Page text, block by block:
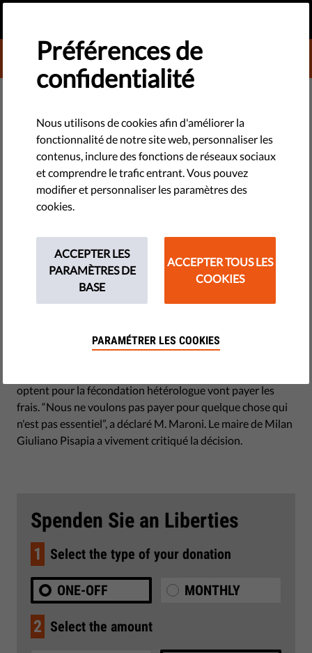
DONATE TO LIBERTIES
TECHNOLOGIES ET DROITS
Les couples en Lombardie
devront payer les coûts de
l’insémination artificielle
Le gouvernement de la région italienne de Lombardie - dirigé
pro-indépendantiste - a décidé que les couples qui optent
pour la fécondation hétérologue vont...
Le gouvernement de la région italienne de Lombardie -
optent pour la fécondation hétérologue vont payer les
frais. “Nous ne voulons pas payer pour quelque chose qui
n'est pas essentiel”, a déclaré M. Maroni. Le maire de Milan
Giuliano Pisapia a vivement critiqué la décision.
Spenden Sie an Liberties
1 Select the type of your donation
ONE-OFF MONTHLY
2 Select the amount
Préférences de
confidentialité
Nous utilisons de cookies afin d'améliorer la
fonctionnalité de notre site web, personnaliser les
contenus, inclure des fonctions de réseaux sociaux
et comprendre le trafic entrant. Vous pouvez
modifier et personnaliser les paramètres des
cookies.
ACCEPTER LES
PARAMÈTRES DE
BASE
ACCEPTER TOUS LES
COOKIES
PARAMÉTRER LES COOKIES